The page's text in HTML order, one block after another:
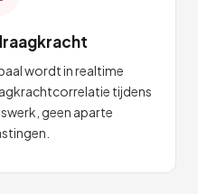
wordt in realtime
tijdens
geen aparte